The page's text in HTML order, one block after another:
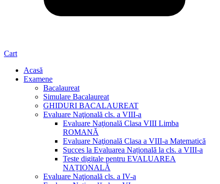
Cart
Acasă
Examene
Bacalaureat
Simulare Bacalaureat
GHIDURI BACALAUREAT
Evaluare Naţională cls. a VIII-a
Evaluare Naţională Clasa VIII Limba
ROMANĂ
Evaluare Naţională Clasa a VIII-a Matematică
Succes la Evaluarea Națională la cls. a VIII-a
Teste digitale pentru EVALUAREA
NAȚIONALĂ
Evaluare Naţională cls. a IV-a